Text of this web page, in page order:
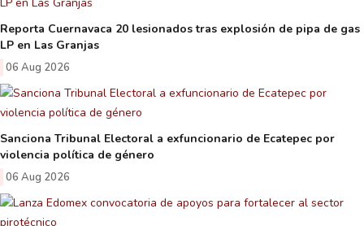
Reporta Cuernavaca 20 lesionados tras explosión de pipa de gas
LP en Las Granjas
06 Aug 2026
Sanciona Tribunal Electoral a exfuncionario de Ecatepec por
violencia política de género
06 Aug 2026